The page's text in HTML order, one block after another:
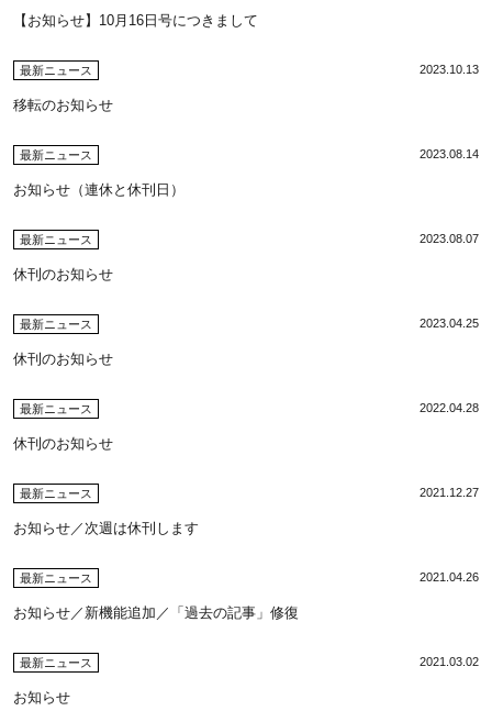
【お知らせ】10月16日号につきまして
最新ニュース 2023.10.13
移転のお知らせ
最新ニュース 2023.08.14
お知らせ（連休と休刊日）
最新ニュース 2023.08.07
休刊のお知らせ
最新ニュース 2023.04.25
休刊のお知らせ
最新ニュース 2022.04.28
休刊のお知らせ
最新ニュース 2021.12.27
お知らせ／次週は休刊します
最新ニュース 2021.04.26
お知らせ／新機能追加／「過去の記事」修復
最新ニュース 2021.03.02
お知らせ